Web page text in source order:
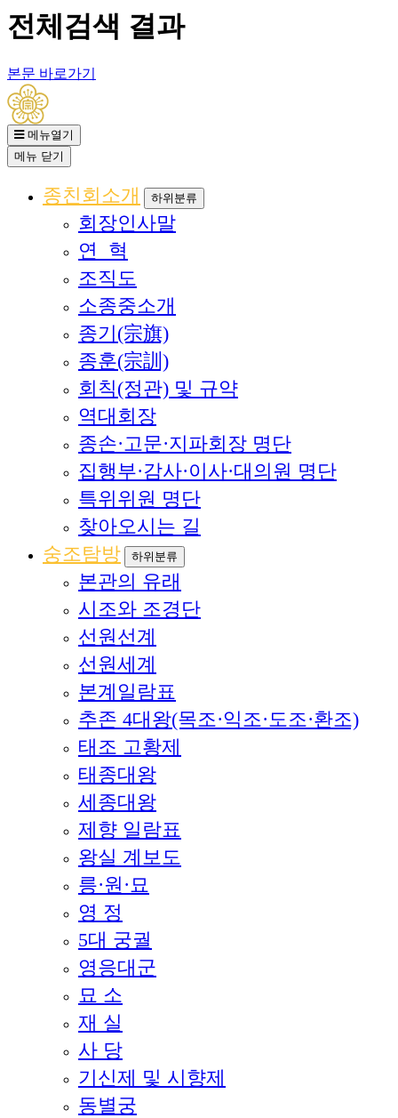
전체검색 결과
본문 바로가기
메뉴열기
메뉴 닫기
종친회소개 하위분류
회장인사말
연 혁
조직도
소종중소개
종기(宗旗)
종훈(宗訓)
회칙(정관) 및 규약
역대회장
종손·고문·지파회장 명단
집행부·감사·이사·대의원 명단
특위위원 명단
찾아오시는 길
숭조탐방
하위분류
본관의 유래
시조와 조경단
선원선계
선원세계
본계일람표
추존 4대왕(목조·익조·도조·환조)
태조 고황제
태종대왕
세종대왕
제향 일람표
왕실 계보도
릉·원·묘
영 정
5대 궁궐
영응대군
묘 소
재 실
사 당
기신제 및 시향제
동별궁